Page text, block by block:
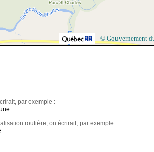
© Gouvernement
par exemple :
routière, on écrirait, par exemple :